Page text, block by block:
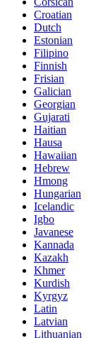
Croatian
Dutch
Estonian
Filipino
Finnish
Frisian
Galician
Georgian
Gujarati
Haitian
Hausa
Hawaiian
Hebrew
Hmong
Hungarian
Icelandic
Igbo
Javanese
Kannada
Kazakh
Khmer
Kurdish
Kyrgyz
Latin
Latvian
Lithuanian